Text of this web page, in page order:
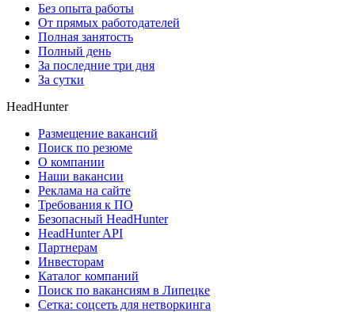
Без опыта работы
От прямых работодателей
Полная занятость
Полный день
За последние три дня
За сутки
HeadHunter
Размещение вакансий
Поиск по резюме
О компании
Наши вакансии
Реклама на сайте
Требования к ПО
Безопасный HeadHunter
HeadHunter API
Партнерам
Инвесторам
Каталог компаний
Поиск по вакансиям в Липецке
Сетка: соцсеть для нетворкинга